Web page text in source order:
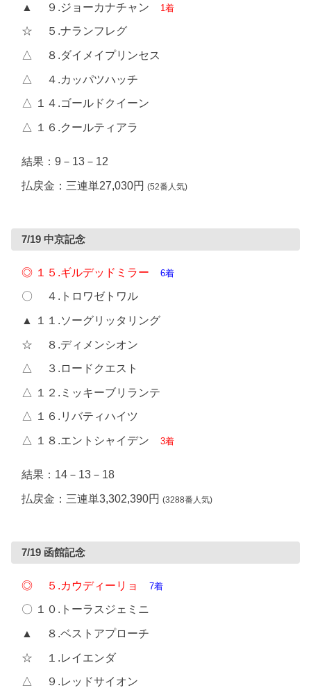
▲ ９.ジョーカナチャン 1着
☆ ５.ナランフレグ
△ ８.ダイメイプリンセス
△ ４.カッパツハッチ
△ １４.ゴールドクイーン
△ １６.クールティアラ
結果：9－13－12
払戻金：三連単27,030円(52番人気)
7/19 中京記念
◎ １５.ギルデッドミラー 6着
〇 ４.トロワゼトワル
▲ １１.ソーグリッタリング
☆ ８.ディメンシオン
△ ３.ロードクエスト
△ １２.ミッキーブリランテ
△ １６.リバティハイツ
△ １８.エントシャイデン3着
結果：14－13－18
払戻金：三連単3,302,390円(3288番人気)
7/19 函館記念
◎ ５.カウディーリョ 7着
〇 １０.トーラスジェミニ
▲ ８.ベストアプローチ
☆ １.レイエンダ
△ ９.レッドサイオン